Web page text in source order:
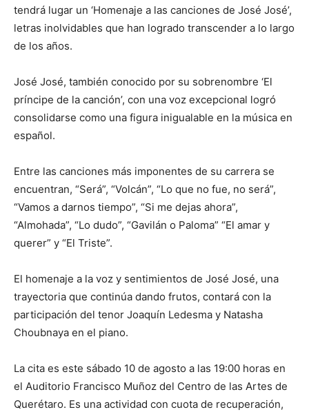
tendrá lugar un ‘Homenaje a las canciones de José José’,
letras inolvidables que han logrado transcender a lo largo
de los años.
José José, también conocido por su sobrenombre ‘El
príncipe de la canción’, con una voz excepcional logró
consolidarse como una figura inigualable en la música en
español.
Entre las canciones más imponentes de su carrera se
encuentran, “Será”, “Volcán”, “Lo que no fue, no será”,
“Vamos a darnos tiempo”, “Si me dejas ahora”,
“Almohada”, “Lo dudo”, “Gavilán o Paloma” “El amar y
querer” y “El Triste”.
El homenaje a la voz y sentimientos de José José, una
trayectoria que continúa dando frutos, contará con la
participación del tenor Joaquín Ledesma y Natasha
Choubnaya en el piano.
La cita es este sábado 10 de agosto a las 19:00 horas en
el Auditorio Francisco Muñoz del Centro de las Artes de
Querétaro. Es una actividad con cuota de recuperación,